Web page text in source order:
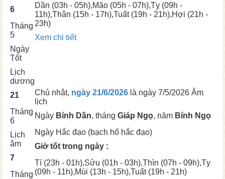
6
Tháng
5
Ngày
Tốt
Dần (03h - 05h),Mão (05h - 07h),Tỵ (09h -
11h),Thân (15h - 17h),Tuất(19h - 21h),Hợi (21h -
23h)
Xem chi tiết
Lịch
dương
21
Tháng
6
Lịch
âm
7
Tháng
Chủ nhật, ngày 21/6/2026 là ngày 7/5/2026 Âm
lịch
Ngày Bính Dần, tháng Giáp Ngọ, năm Bính Ngọ
Ngày Hắc đạo (bạch hổ hắc đạo)
Giờ tốt trong ngày :
Tí (23h - 01h),Sửu (01h - 03h),Thìn (07h - 09h),Tỵ
(09h - 11h),Mùi (13h - 15h),Tuất(19h - 21h)